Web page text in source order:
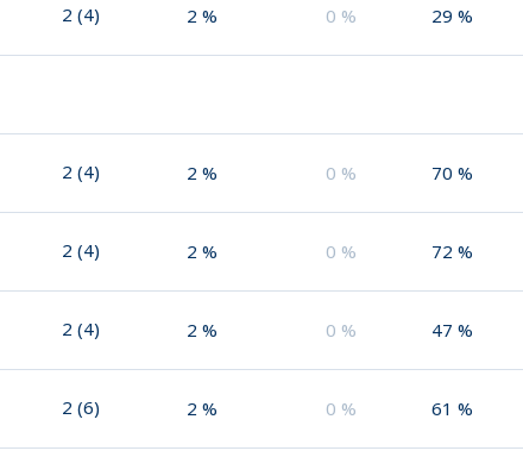
2 (4) 2 % 0 % 29 %
2 (4) 2 % 0 % 70 %
2 (4) 2 % 0 % 72 %
2 (4) 2 % 0 % 47 %
2 (6) 2 % 0 % 61 %